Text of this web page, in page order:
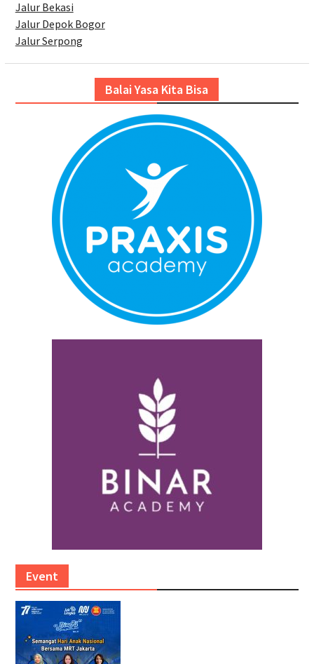
Jalur Bekasi
Jalur Depok Bogor
Jalur Serpong
Balai Yasa Kita Bisa
Event